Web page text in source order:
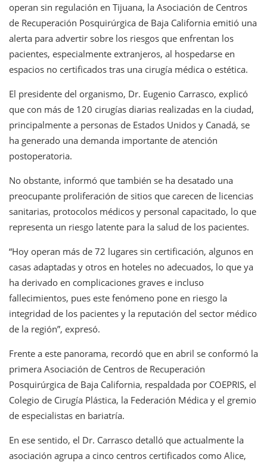
operan sin regulación en Tijuana, la Asociación de Centros
de Recuperación Posquirúrgica de Baja California emitió una
alerta para advertir sobre los riesgos que enfrentan los
pacientes, especialmente extranjeros, al hospedarse en
espacios no certificados tras una cirugía médica o estética.
El presidente del organismo, Dr. Eugenio Carrasco, explicó
que con más de 120 cirugías diarias realizadas en la ciudad,
principalmente a personas de Estados Unidos y Canadá, se
ha generado una demanda importante de atención
postoperatoria.
No obstante, informó que también se ha desatado una
preocupante proliferación de sitios que carecen de licencias
sanitarias, protocolos médicos y personal capacitado, lo que
representa un riesgo latente para la salud de los pacientes.
“Hoy operan más de 72 lugares sin certificación, algunos en
casas adaptadas y otros en hoteles no adecuados, lo que ya
ha derivado en complicaciones graves e incluso
fallecimientos, pues este fenómeno pone en riesgo la
integridad de los pacientes y la reputación del sector médico
de la región”, expresó.
Frente a este panorama, recordó que en abril se conformó la
primera Asociación de Centros de Recuperación
Posquirúrgica de Baja California, respaldada por COEPRIS, el
Colegio de Cirugía Plástica, la Federación Médica y el gremio
de especialistas en bariatría.
En ese sentido, el Dr. Carrasco detalló que actualmente la
asociación agrupa a cinco centros certificados como Alice,